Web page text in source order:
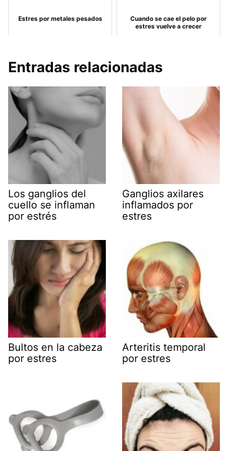
Estres por metales pesados
Cuando se cae el pelo por
estres vuelve a crecer
Entradas relacionadas
Los ganglios del
cuello se inflaman
por estrés
Ganglios axilares
inflamados por
estres
Bultos en la cabeza
por estres
Arteritis temporal
por estres